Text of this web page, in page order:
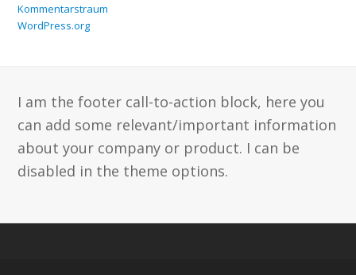
Kommentarstraum
WordPress.org
I am the footer call-to-action block, here you
can add some relevant/important information
about your company or product. I can be
disabled in the theme options.